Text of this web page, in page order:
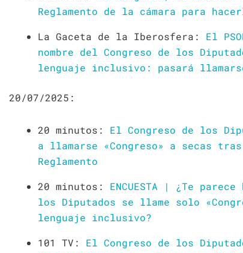
Reglamento de la cámara para
La Gaceta de la Iberosfera: El
nombre del Congreso de los
lenguaje inclusivo: pasará
20/07/2025:
20 minutos: El Congreso de los
a llamarse «Congreso» a secas
Reglamento
20 minutos: ENCUESTA | ¿Te
los Diputados se llame solo
lenguaje inclusivo?
101 TV: El Congreso de los